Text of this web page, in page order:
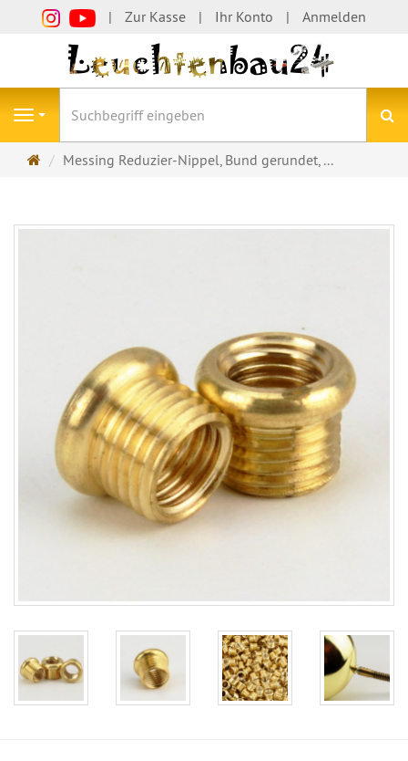
Zur Kasse Ihr Konto Anmelden
Navigation
Startseite
Messing Reduzier-Nippel, Bund gerundet, ...